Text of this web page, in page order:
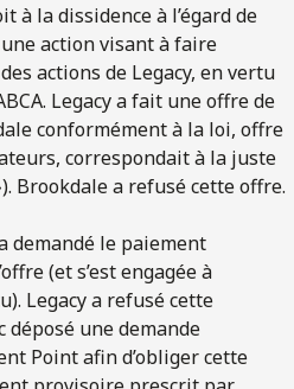
à la dissidence à l’égard de
action visant à faire
actions de Legacy, en vertu
Legacy a fait une offre de
conformément à la loi, offre
correspondait à la juste
Brookdale a refusé cette offre.
demandé le paiement
(et s’est engagée à
Legacy a refusé cette
déposé une demande
Point afin d’obliger cette